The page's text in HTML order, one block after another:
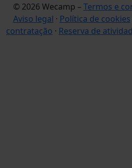
© 2026 Wecamp – Termos e
Aviso legal · Política de cookies
contratação · Reserva de